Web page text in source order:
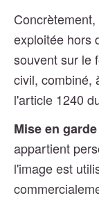
exploitée hors
souvent sur le
civil, combiné,
l'article 1240
Mise en
appartient
l'image est